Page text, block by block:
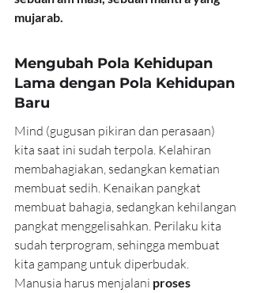
mujarab.
Mengubah Pola Kehidupan
Lama dengan Pola Kehidupan
Baru
Mind (gugusan pikiran dan perasaan)
kita saat ini sudah terpola. Kelahiran
membahagiakan, sedangkan kematian
membuat sedih. Kenaikan pangkat
membuat bahagia, sedangkan kehilangan
pangkat menggelisahkan. Perilaku kita
sudah terprogram, sehingga membuat
kita gampang untuk diperbudak.
Manusia harus menjalani proses